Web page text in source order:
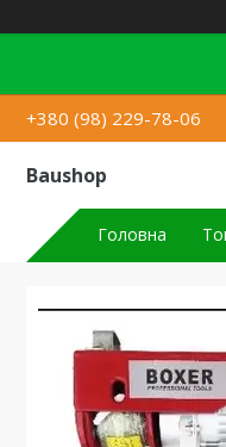
+380 (98) 229-78-06
Baushop
Головна